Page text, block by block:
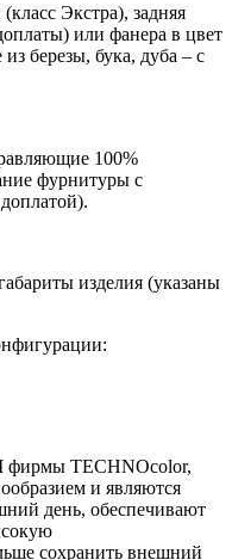
Экстра), задняя
или фанера в цвет
березы, бука, дуба – с
100%
фурнитуры с
изделия (указаны
фирмы TECHNOcolor,
и являются
день, обеспечивают
сохранить внешний